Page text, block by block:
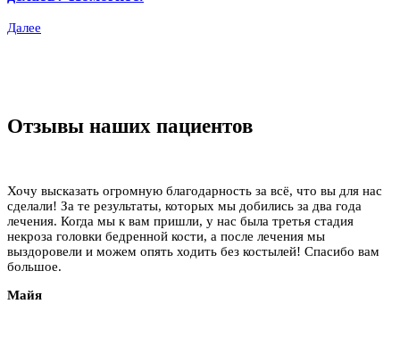
Далее
Отзывы наших пациентов
Хочу высказать огромную благодарность за всё, что вы для нас
сделали! За те результаты, которых мы добились за два года
лечения. Когда мы к вам пришли, у нас была третья стадия
некроза головки бедренной кости, а после лечения мы
выздоровели и можем опять ходить без костылей! Спасибо вам
большое.
Майя